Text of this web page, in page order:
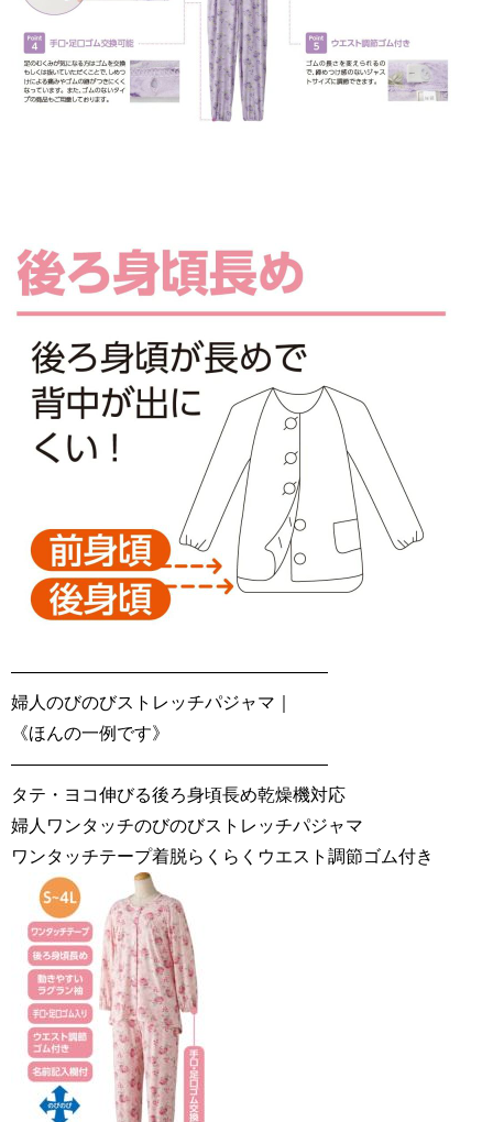
——————————————————
婦人のびのびストレッチパジャマ｜
《ほんの一例です》
——————————————————
タテ・ヨコ伸びる後ろ身頃長め乾燥機対応
婦人ワンタッチのびのびストレッチパジャマ
ワンタッチテープ着脱らくらくウエスト調節ゴム付き